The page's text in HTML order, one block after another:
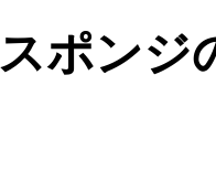
ポンジ